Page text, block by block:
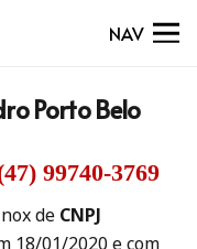
NAV
Porto Belo
99740-3769
de CNPJ
18/01/2020 e com